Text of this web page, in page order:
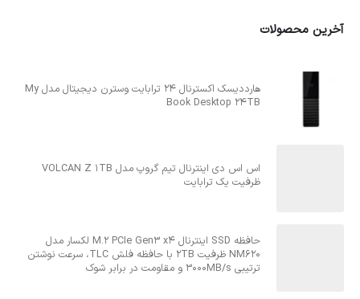
آخرین محصولات
هارددیسک اکسترنال 24 ترابایت وسترن دیجیتال مدل My
Book Desktop 24TB
اس اس دی اینترنال تیم گروپ مدل VOLCAN Z 1TB
ظرفیت یک ترابایت
حافظه SSD اینترنال M.2 PCIe Gen3 x4 لکسار مدل
NM620 ظرفیت 2TB با حافظه فلش TLC، سرعت نوشتن
ترتیبی 3000MB/s و مقاومت در برابر شوک